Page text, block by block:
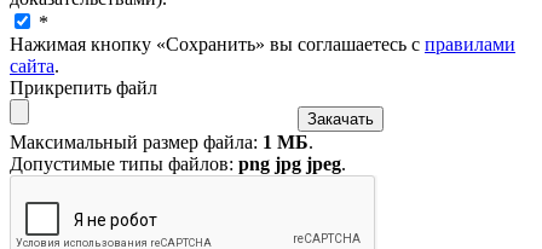
*
Нажимая кнопку «Сохранить» вы соглашаетесь с правилами
сайта.
Прикрепить файл
Максимальный размер файла: 1 МБ.
Допустимые типы файлов: png jpg jpeg.